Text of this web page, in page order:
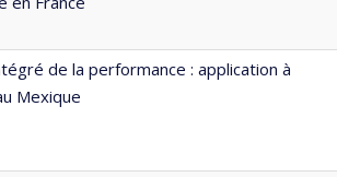
de la performance : application à
Mexique